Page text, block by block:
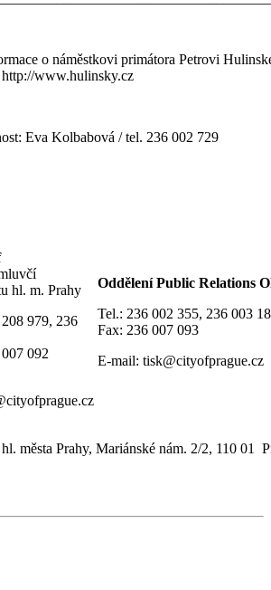
o náměstkovi primátora Petrovi
http://www.hulinsky.cz
Eva Kolbabová / tel. 236 002 729
hl. m. Prahy
979, 236
092
Oddělení Public Relations
Tel.: 236 002 355, 236 003
Fax: 236 007 093
E-mail: tisk@cityofprague.cz
města Prahy, Mariánské nám. 2/2, 110 01